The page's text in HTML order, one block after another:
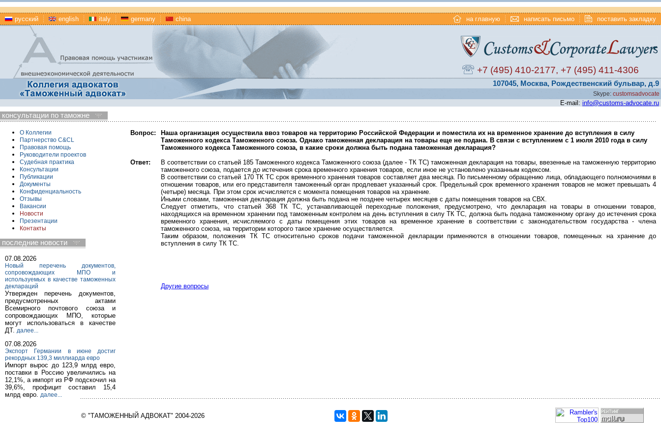
русский english italy germany china на главную написать письмо поставить закладку
+7 (495) 410-2177, +7 (495) 411-4306
107045, Москва, Рождественский бульвар, д.9
Skype: customsadvocate
E-mail: info@customs-advocate.ru
консультации по таможне
О Коллегии
Партнерство C&CL
Правовая помощь
Руководители проектов
Судебная практика
Консультации
Публикации
Документы
Конфиденциальность
Отзывы
Вакансии
Новости
Презентации
Контакты
последние новости
07.08.2026
Новый перечень документов,
сопровождающих МПО и
используемых в качестве таможенных
деклараций
Утвержден перечень документов,
предусмотренных актами
Всемирного почтового союза и
сопровождающих МПО, которые
могут использоваться в качестве
ДТ. далее...
07.08.2026
Экспорт Германии в июне достиг
рекордных 139,3 миллиарда евро
Импорт вырос до 123,9 млрд евро,
поставки в Россию увеличились на
12,1%, а импорт из РФ подскочил на
39,6%, профицит составил 15,4
млрд евро. далее...
Вопрос:
Наша организация осуществила ввоз товаров на территорию Российской Федерации и поместила их на временное хранение до вступления в силу
Таможенного кодекса Таможенного союза. Однако таможенная декларация на товары еще не подана. В связи с вступлением с 1 июля 2010 года в силу
Таможенного кодекса Таможенного союза, в какие сроки должна быть подана таможенная декларация?
Ответ:
В соответствии со статьей 185 Таможенного кодекса Таможенного союза (далее - ТК ТС) таможенная декларация на товары, ввезенные на таможенную территорию
таможенного союза, подается до истечения срока временного хранения товаров, если иное не установлено указанным кодексом.
В соответствии со статьей 170 ТК ТС срок временного хранения товаров составляет два месяца. По письменному обращению лица, обладающего полномочиями в
отношении товаров, или его представителя таможенный орган продлевает указанный срок. Предельный срок временного хранения товаров не может превышать 4
(четыре) месяца. При этом срок исчисляется с момента помещения товаров на хранение.
Иными словами, таможенная декларация должна быть подана не позднее четырех месяцев с даты помещения товаров на СВХ.
Следует отметить, что статьей 368 ТК ТС, устанавливающей переходные положения, предусмотрено, что декларация на товары в отношении товаров,
находящихся на временном хранении под таможенным контролем на день вступления в силу ТК ТС, должна быть подана таможенному органу до истечения срока
временного хранения, исчисляемого с даты помещения этих товаров на временное хранение в соответствии с законодательством государства - члена
таможенного союза, на территории которого такое хранение осуществляется.
Таким образом, положения ТК ТС относительно сроков подачи таможенной декларации применяются в отношении товаров, помещенных на хранение до
вступления в силу ТК ТС.
Другие вопросы
© "ТАМОЖЕННЫЙ АДВОКАТ" 2004-2026